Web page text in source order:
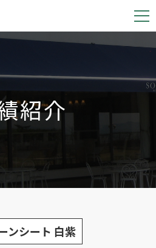
紹介
ンシート 白紫